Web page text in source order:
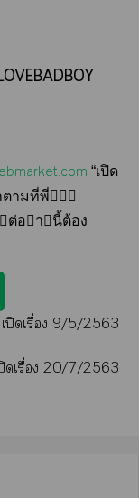
“เปิด
ตามที่พี่
ต่อานี้ต้อง
เปิดเรื่อง 9/5/2563
ดเรื่อง 20/7/2563